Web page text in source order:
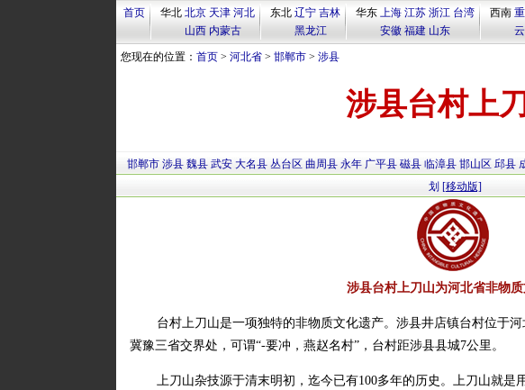
首页 华北 北京 天津 河北
山西 内蒙古
东北 辽宁 吉林
黑龙江
华东 上海 江苏 浙江 台湾
安徽 福建 山东
西南
您现在的位置： 首页> 河北省> 邯郸市> 涉县
涉县台村上
邯郸市 涉县 魏县 武安 大名县 丛台区 曲周县 永年 广平县 磁县 临漳县 邯山区 邱县
划 [移动版]
涉县台村上刀山为河北省非物质
台村上刀山是一项独特的非物质文化遗产。涉县井店镇台村位于
冀豫三省交界处，可谓“-要冲，燕赵名村”，台村距涉县县城7公里。
上刀山杂技源于清末明初，迄今已有100多年的历史。上刀山就是